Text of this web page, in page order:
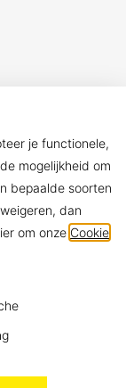
je functionele,
mogelijkheid om
bepaalde soorten
dan
om onze Cookie